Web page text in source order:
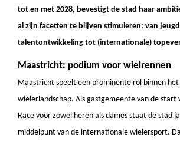
tot en met 2028, bevestigt de stad haar
al zijn facetten te blijven stimuleren: van jeugd
talentontwikkeling tot (internationale)
Maastricht: podium voor wielrennen
Maastricht speelt een prominente rol binnen het
wielerlandschap. Als gastgemeente van de start
Race voor zowel heren als dames staat de stad
middelpunt van de internationale wielersport.